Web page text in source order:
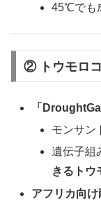
45℃でも
② トウモロコ
「
モンサン
遺伝子組
きるトウ
アフリカ向